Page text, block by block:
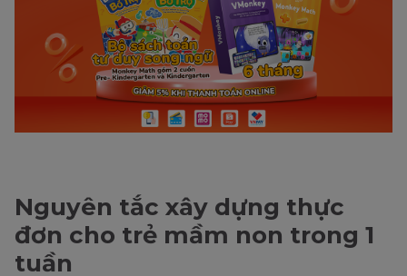
Nguyên tắc xây dựng thực
đơn cho trẻ mầm non trong 1
tuần